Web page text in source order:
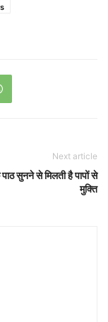
Next article
सुनने से मिलती है पापों से
मुक्ति